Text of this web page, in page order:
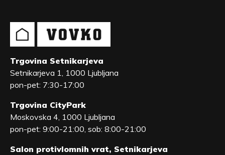
Trgovina Setnikarjeva
Setnikarjeva 1, 1000 Ljubljana
pon-pet: 7:30-17:00
Trgovina CityPark
Moskovska 4, 1000 Ljubljana
pon-pet: 9:00-21:00, sob: 8:00-21:00
Salon protivlomnih vrat, Setnikarjeva